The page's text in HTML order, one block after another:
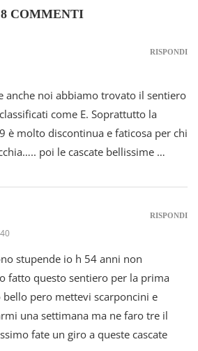
8 COMMENTI
anche noi abbiamo trovato il sentiero
come E. Soprattutto la
è molto discontinua e faticosa per chi
poi le cascate bellissime …
RISPONDI
stupende io h 54 anni non
fatto questo sentiero per la prima
pero mettevi scarponcini e
una settimana ma ne faro tre il
fate un giro a queste cascate
RISPONDI